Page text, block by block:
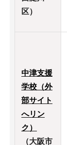
区）
中津支援
学校（外
部サイト
へリン
ク）
（大阪市